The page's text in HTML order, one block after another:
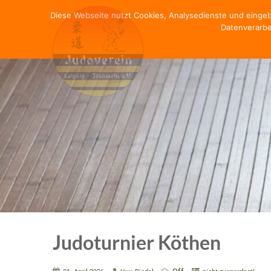
Judoturnier Köthen
Diese Webseite nutzt Cookies, Analysedienste und